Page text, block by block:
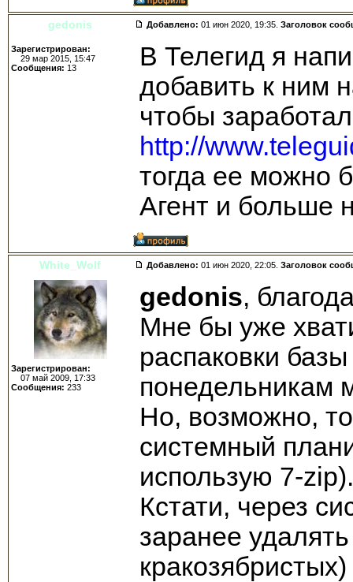
gedonis Добавлено: 01 июн 2020, 19:35. Заголовок
Зарегистрирован:
29 мар 2015, 15:47
Сообщения: 13
В Телегид я
добавить к ним
чтобы
http://
тогда ее можно
Агент и больше
White_Wolf Добавлено: 01 июн 2020, 22:05. Заголовок
Зарегистрирован:
07 май 2009, 17:33
Сообщения: 233
gedonis,
Мне бы уже
распаковки
понедельникам
Но, возможно,
системный
использую 7-
Кстати, через
заранее